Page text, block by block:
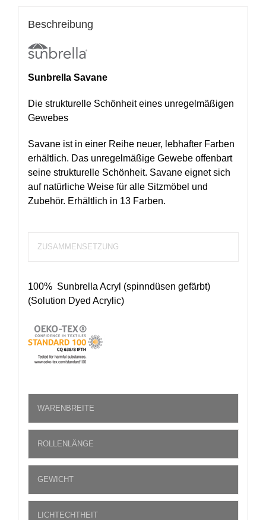
Beschreibung
Sunbrella Savane
Die strukturelle Schönheit eines unregelmäßigen
Gewebes
Savane ist in einer Reihe neuer, lebhafter Farben
erhältlich. Das unregelmäßige Gewebe offenbart
seine strukturelle Schönheit. Savane eignet sich
auf natürliche Weise für alle Sitzmöbel und
Zubehör. Erhältlich in 13 Farben.
ZUSAMMENSETZUNG
100% Sunbrella Acryl (spinndüsen gefärbt)
(Solution Dyed Acrylic)
WARENBREITE
ROLLENLÄNGE
GEWICHT
LICHTECHTHEIT